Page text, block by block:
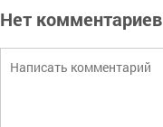
Нет комментариев